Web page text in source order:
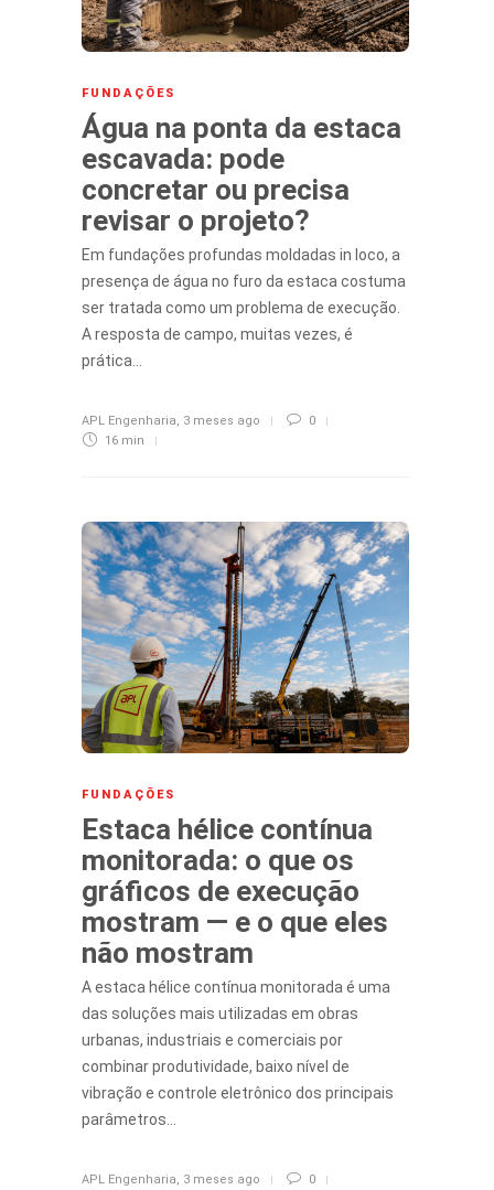
FUNDAÇÕES
Água na ponta da estaca
escavada: pode
concretar ou precisa
revisar o projeto?
Em fundações profundas moldadas in loco, a
presença de água no furo da estaca costuma
ser tratada como um problema de execução.
A resposta de campo, muitas vezes, é
prática…
APL Engenharia, 3 meses ago
0
16 min
FUNDAÇÕES
Estaca hélice contínua
monitorada: o que os
gráficos de execução
mostram — e o que eles
não mostram
A estaca hélice contínua monitorada é uma
das soluções mais utilizadas em obras
urbanas, industriais e comerciais por
combinar produtividade, baixo nível de
vibração e controle eletrônico dos principais
parâmetros…
APL Engenharia, 3 meses ago
0